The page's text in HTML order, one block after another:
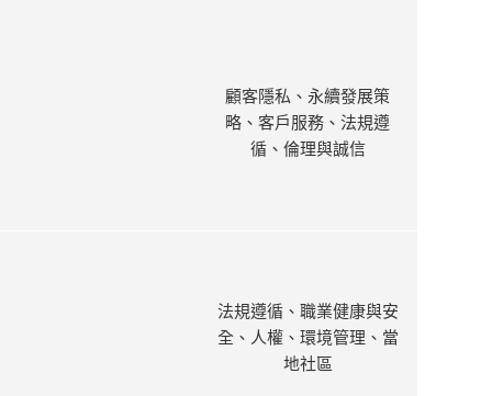
顧客隱私、永續發展策
略、客戶服務、法規遵
循、倫理與誠信
法規遵循、職業健康與安
全、人權、環境管理、當
地社區